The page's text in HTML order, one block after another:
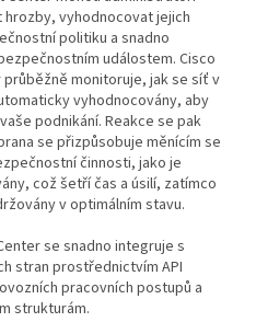
vyhodnocovat jejich
politiku a snadno
událostem. Cisco
průběžně monitoruje, jak se síť v
vyhodnocovány, aby
podnikání. Reakce se pak
se přizpůsobuje měnícím se
činnosti, jako je
což šetří čas a úsilí, zatímco
v optimálním stavu.
se snadno integruje s
stran prostřednictvím API
pracovních postupů a
strukturám.